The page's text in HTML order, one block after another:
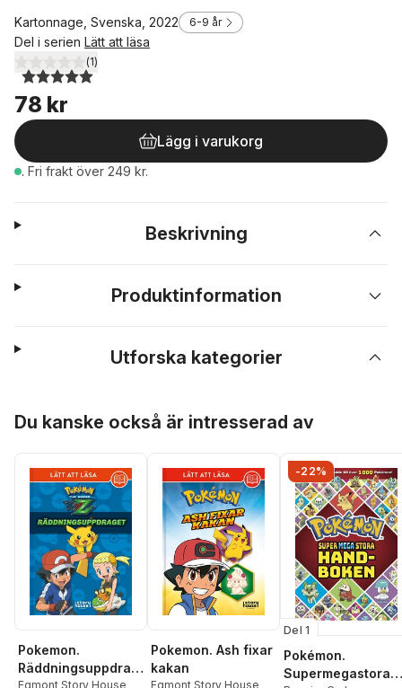
Kartonnage, Svenska, 2022 6-9 år
Del i serien Lätt att läsa
5,0utav 5 stjärnor. Totalt antal röster:
(1)
78 kr
Lägg i varukorg
. Fri frakt över 249 kr.
Beskrivning
Produktinformation
Utforska kategorier
Du kanske också är intresserad av
Pokemon.
Räddningsuppdrag
Egmont Story House
Pokemon. Ash fixar
kakan
Egmont Story House
-22%
Del 1
Pokémon.
Supermegastora